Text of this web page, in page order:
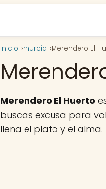
Inicio murcia Merendero El
Merendero El Huerto
buscas excusa para
llena el plato y el